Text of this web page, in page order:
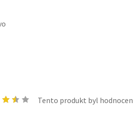
Tento produkt byl hodnocen